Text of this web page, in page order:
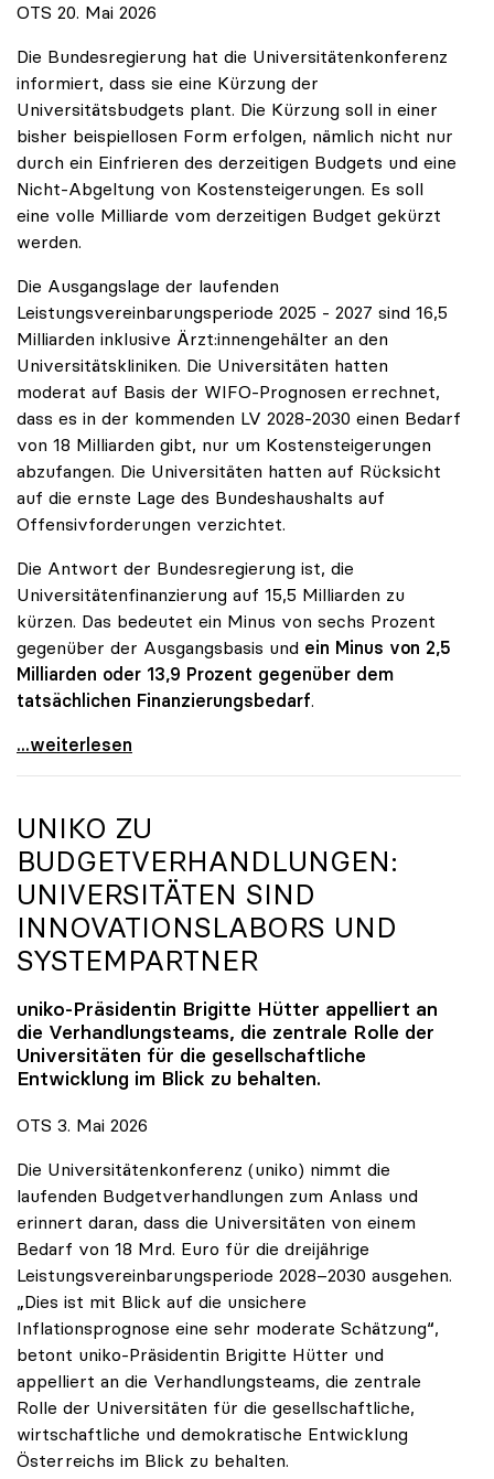
OTS 20. Mai 2026
Die Bundesregierung hat die Universitätenkonferenz
informiert, dass sie eine Kürzung der
Universitätsbudgets plant. Die Kürzung soll in einer
bisher beispiellosen Form erfolgen, nämlich nicht nur
durch ein Einfrieren des derzeitigen Budgets und eine
Nicht-Abgeltung von Kostensteigerungen. Es soll
eine volle Milliarde vom derzeitigen Budget gekürzt
werden.
Die Ausgangslage der laufenden
Leistungsvereinbarungsperiode 2025 - 2027 sind 16,5
Milliarden inklusive Ärzt:innengehälter an den
Universitätskliniken. Die Universitäten hatten
moderat auf Basis der WIFO-Prognosen errechnet,
dass es in der kommenden LV 2028-2030 einen Bedarf
von 18 Milliarden gibt, nur um Kostensteigerungen
abzufangen. Die Universitäten hatten auf Rücksicht
auf die ernste Lage des Bundeshaushalts auf
Offensivforderungen verzichtet.
Die Antwort der Bundesregierung ist, die
Universitätenfinanzierung auf 15,5 Milliarden zu
kürzen. Das bedeutet ein Minus von sechs Prozent
gegenüber der Ausgangsbasis und ein Minus von 2,5
Milliarden oder 13,9 Prozent gegenüber dem
tatsächlichen Finanzierungsbedarf.
\"Österreich ist für die heimischen Universitäten
...weiterlesen
UNIKO ZU
BUDGETVERHANDLUNGEN:
UNIVERSITÄTEN SIND
INNOVATIONSLABORS UND
SYSTEMPARTNER
uniko-Präsidentin Brigitte Hütter appelliert an
die Verhandlungsteams, die zentrale Rolle der
Universitäten für die gesellschaftliche
Entwicklung im Blick zu behalten.
OTS 3. Mai 2026
Die Universitätenkonferenz (uniko) nimmt die
laufenden Budgetverhandlungen zum Anlass und
erinnert daran, dass die Universitäten von einem
Bedarf von 18 Mrd. Euro für die dreijährige
Leistungsvereinbarungsperiode 2028–2030 ausgehen.
„Dies ist mit Blick auf die unsichere
Inflationsprognose eine sehr moderate Schätzung“,
betont uniko-Präsidentin Brigitte Hütter und
appelliert an die Verhandlungsteams, die zentrale
Rolle der Universitäten für die gesellschaftliche,
wirtschaftliche und demokratische Entwicklung
Österreichs im Blick zu behalten.